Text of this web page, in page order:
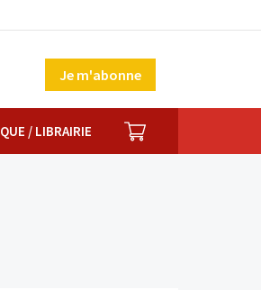
Je m'abonne
/ LIBRAIRIE PANIER